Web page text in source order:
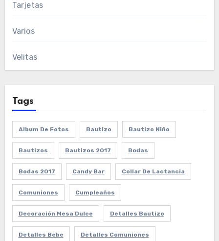
Tarjetas
Varios
Velitas
Tags
Album De Fotos Bautizo Bautizo Niño
Bautizos Bautizos 2017 Bodas
Bodas 2017 Candy Bar Collar De Lactancia
Comuniones Cumpleaños
Decoración Mesa Dulce Detalles Bautizo
Detalles Bebe Detalles Comuniones